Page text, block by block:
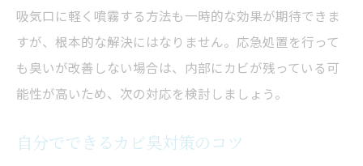
吸気口に軽く噴霧する方法も一時的な効果が期待できま
すが、根本的な解決にはなりません。応急処置を行って
も臭いが改善しない場合は、内部にカビが残っている可
能性が高いため、次の対応を検討しましょう。
自分でできるカビ臭対策のコツ